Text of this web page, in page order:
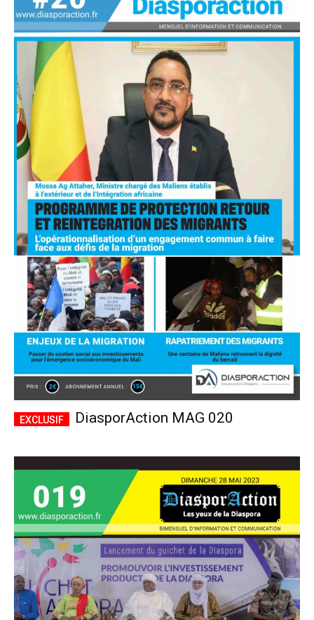
DiasporAction MAG 020